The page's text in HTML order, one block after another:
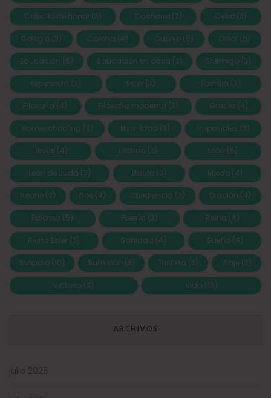
Caballo de honor (3) Cachorro (2) Cetro (3)
Colegio (3) Corona (4) Cuervo(5) Dolor(8)
Educación (5) Educación en casa (3) Enemigo (3)
Esperanza (2) Ester (3) Familia (3)
Filosofía (4) Filosofía moderna (3) Gracia (4)
Homeschooling (2) Humildad (3) Imposibles (3)
Jesús (4) Lectura (3) León (5)
León de Judá (7) Llanto (3) Miedo (4)
Noche(2) Noé (4) Obediencia (3) Oración (4)
Paloma (5) Poesía (3) Reina (4)
Reina Ester (3) Sanidad (4) Sueño(4)
Suicidio (10) Sumisión (3) Tristeza (3) Viaje (2)
Victoria (2) Vida (15)
ARCHIVOS
julio 2026